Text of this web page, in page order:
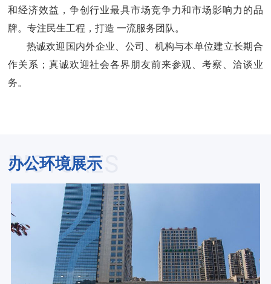
和经济效益，争创行业最具市场竞争力和市场影响力的品
牌。专注民生工程，打造 一流服务团队。
热诚欢迎国内外企业、公司、机构与本单位建立长期合
作关系；真诚欢迎社会各界朋友前来参观、考察、洽谈业
务。
PICTURES
办公环境展示